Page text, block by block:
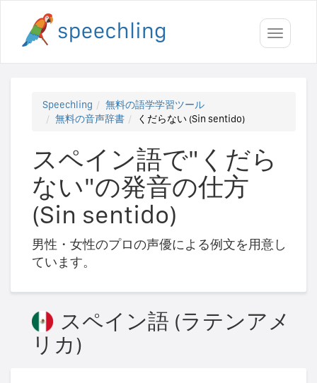
Toggle
Speechling
無料の語学学習ツール
無料の音声辞書
くだらない (Sin sentido)
スペイン語で"くだら
ない"の発音の仕方
(Sin sentido)
男性・女性のプロの声優による例文を用意し
ています。
スペイン語 (ラテンアメ
リカ)